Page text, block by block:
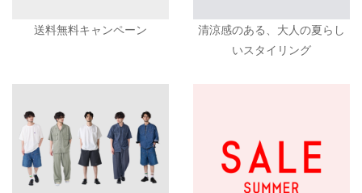
送料無料キャンペーン
清涼感のある、大人の夏らし
いスタイリング